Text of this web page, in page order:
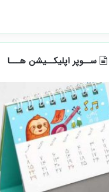
ســوپر اپلیکــیشن هـــا